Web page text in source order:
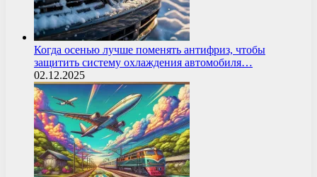
Когда осенью лучше поменять антифриз, чтобы
защитить систему охлаждения автомобиля…
02.12.2025